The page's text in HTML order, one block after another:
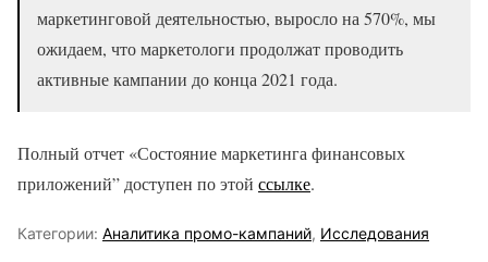
маркетинговой деятельностью, выросло на 570%, мы
ожидаем, что маркетологи продолжат проводить
активные кампании до конца 2021 года.
Полный отчет «Состояние маркетинга финансовых
приложений” доступен по этой ссылке.
Категории: Аналитика промо-кампаний, Исследования